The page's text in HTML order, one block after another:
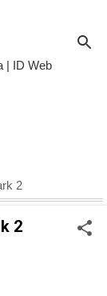
| ID Web
2
2